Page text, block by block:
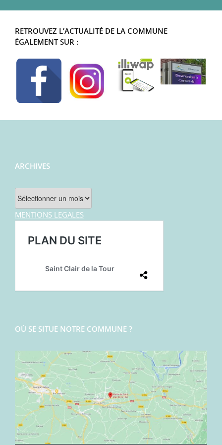
RETROUVEZ L’ACTUALITÉ DE LA COMMUNE
ÉGALEMENT SUR :
ARCHIVES
Archives
MENTIONS LEGALES
OÙ SE SITUE NOTRE COMMUNE ?